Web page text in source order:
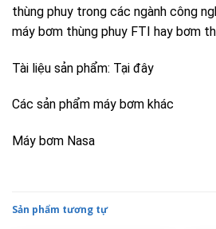
thùng phuy trong các ngành công
máy bơm thùng phuy FTI hay bơm
Tài liệu sản phẩm: Tại đây
Các sản phẩm máy bơm khác
Máy bơm Nasa
Sản phẩm tương tự